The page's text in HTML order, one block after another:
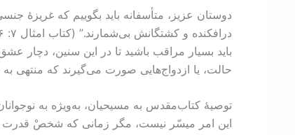
دوستان عزیز، متأسفانه باید بگوییم که غریزۀ
باید بسیار مراقب باشید تا در این سنین، دچار
حالت، یا ازدواج‌هایی صورت می‌گیرند که منتهی
این امر میسّر نیست، مگر زمانی که شخصْ قدرت